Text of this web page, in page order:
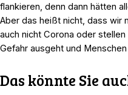
flankieren, denn dann hätten
Aber das heißt nicht, dass wir
auch nicht Corona oder
Gefahr ausgeht und
Das könnte Sie